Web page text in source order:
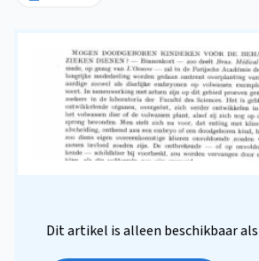
Dit artikel is alleen beschikbaar als